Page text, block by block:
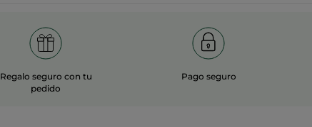
Regalo seguro con tu
pedido
Pago seguro